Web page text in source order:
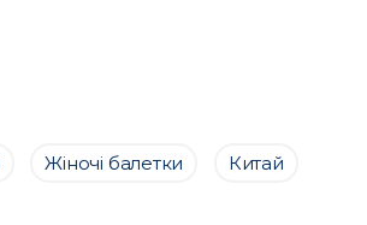
Жіночі балетки Китай